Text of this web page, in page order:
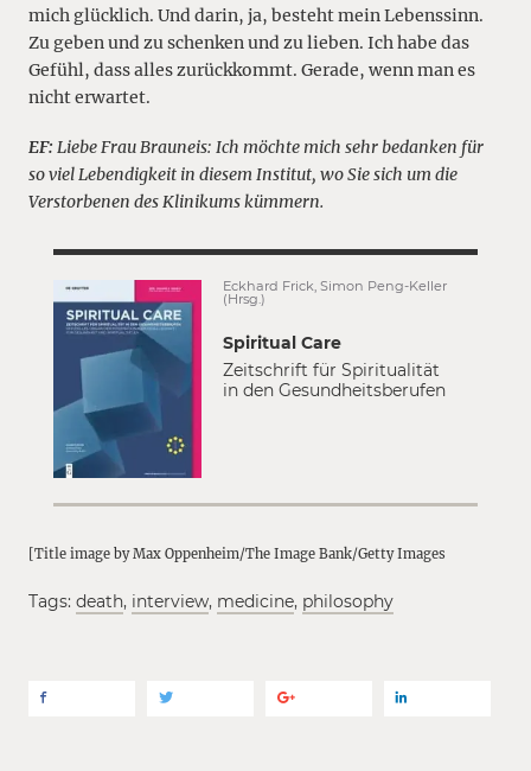
mich glücklich. Und darin, ja, besteht mein Lebenssinn.
Zu geben und zu schenken und zu lieben. Ich habe das
Gefühl, dass alles zurückkommt. Gerade, wenn man es
nicht erwartet.
EF: Liebe Frau Brauneis: Ich möchte mich sehr bedanken für
so viel Lebendigkeit in diesem Institut, wo Sie sich um die
Verstorbenen des Klinikums kümmern.
Eckhard Frick, Simon Peng-Keller
(Hrsg.)
Spiritual Care
Zeitschrift für Spiritualität
in den Gesundheitsberufen
[Title image by Max Oppenheim/The Image Bank/Getty Images
Tags: death, interview, medicine, philosophy